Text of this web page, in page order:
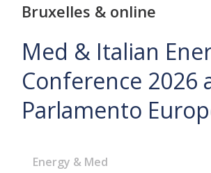
Bruxelles & online
Med & Italian
Conference 2026
Parlamento
Energy & Med